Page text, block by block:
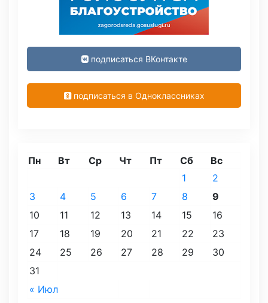
подписаться ВКонтакте
подписаться в Одноклассниках
Пн Вт Ср Чт Пт Сб Вс
« Июл
1
2
3
4 5 6 7 8
9
10
11 12 13 14 15
16
17
18 19 20 21 22
23
24
25 26 27 28 29
30
31